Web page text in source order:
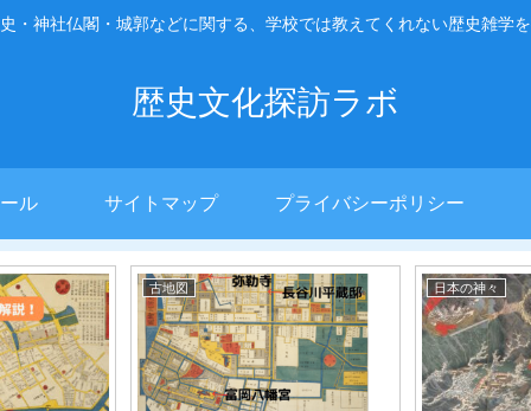
・神社仏閣・城郭などに関する、学校では教えてくれない歴史雑学を
歴史文化探訪ラボ
ル サイトマップ プライバシーポリシー
ギリシア神話 古地図